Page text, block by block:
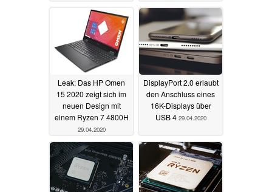
Leak: Das HP Omen
15 2020 zeigt sich im
neuen Design mit
einem Ryzen 7 4800H
29.04.2020
DisplayPort 2.0 erlaubt
den Anschluss eines
16K-Displays über
USB 4 29.04.2020